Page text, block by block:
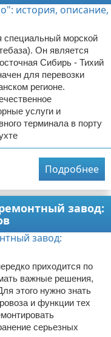
специальный морской
Он является
Сибирь - Тихий
для перевозки
регионе.
услуги и
терминала в порту
Подробнее
завод:
приходится по
важные решения,
этого нужно знать
и функции тех
серьезных